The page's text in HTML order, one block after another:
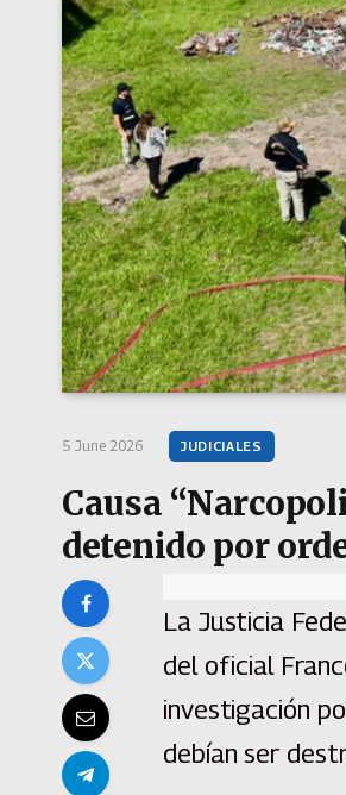
5 June 2026 JUDICIALES
Causa
detenido por
La Justicia
del oficial
investigación
debían ser